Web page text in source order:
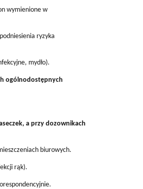
wymienione w
ryzyka
mydło).
ogólnodostępnych
a przy dozownikach
biurowych.
rąk).